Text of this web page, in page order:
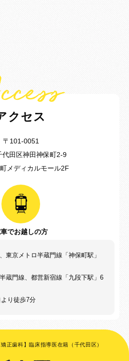
クセス
〒101-0051
代田区神田神保町2-9
メディカルモール2F
でお越しの方
東京メトロ半蔵門線「神保町駅」
蔵門線、都営新宿線「九段下駅」6
り徒歩7分
正歯科】臨床指導医在籍（千代田区）